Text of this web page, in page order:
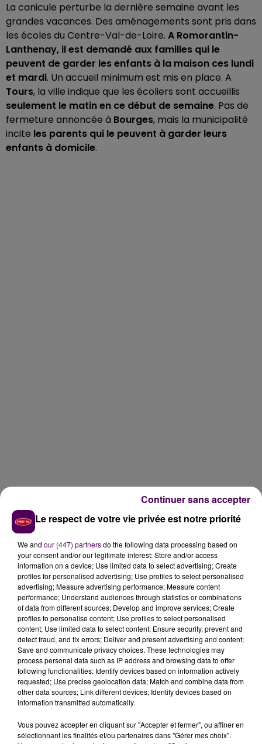
La canicule perturbe la dernière semaine avant les
grandes vacances. Des aménagements sont pris dans
les écoles du Centre-Val-de-Loire. A Romorantin-
Lanthenay, il est demandé aux familles qui le
peuvent de garder les enfants à la maison ces lundi
et mardi. Un accueil minimum est mis en place. A
Tours, la ville indique que les écoliers sont accueillis
seulement le matin en ce début de semaine. Pas de
fermeture annoncée à Bourges, mais la municipalité
incite les parents qui le peuvent à garder leurs
enfants à domicile.
DÉCISION CE MIDI À VENDÔME
Les parents vendômois vont devoir faire preuve d'un
peu de patience.La ville indique qu'elle va réaliser
des relevés de températures ce matindans les
établissements scolaires, avant de prendre une
décision. On en saura plus ce midi. En cas de
fermeture partielle ou totale, un accueil minimum
sera assuré.
ACCUEIL ASSURÉ À BLOIS
Dans la capitale loir-et-chérienne, aucun
en cours. Il est simplement demandé aux parents
Le respect de votre vie privée est notre priorité
We and our (447) partnersdo the following data processing based on
your consent and/or our legitimate interest: Store and/or access
information on a device; Use limited data to select advertising; Create
profiles for personalised advertising; Use profiles to select personalised
advertising; Measure advertising performance; Measure content
performance; Understand audiences through statistics or combinations
of data from different sources; Develop and improve services; Create
profiles to personalise content; Use profiles to select personalised
content; Use limited data to select content; Ensure security, prevent and
detect fraud, and fix errors; Deliver and present advertising and content;
Save and communicate privacy choices. These technologies may
process personal data such as IP address and browsing data to offer
following functionalities: Identify devices based on information actively
requested; Use precise geolocation data; Match and combine data from
other data sources; Link different devices; Identify devices based on
information transmitted automatically.
Vous pouvez accepter en cliquant sur "Accepter et fermer", ou affiner en
sélectionnant les finalités et/ou partenaires dans "Gérer mes choix".
Continuer sans accepter